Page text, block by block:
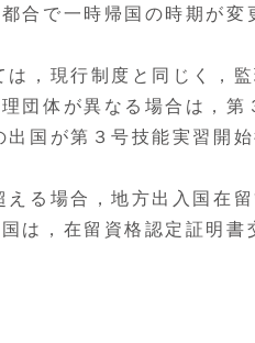
合で一時帰国の時期が
，現行制度と同じく，
団体が異なる場合は，
国が第３号技能実習開
る場合，地方出入国在
は，在留資格認定証明